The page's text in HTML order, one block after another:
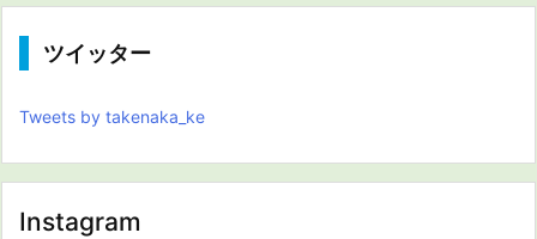
ツイッター
Tweets by takenaka_ke
Instagram